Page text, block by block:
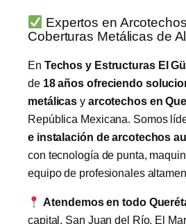
Expertos en
Coberturas Metálicas de
En Techos y Estructuras El
de 18 años ofreciendo
metálicas y arcotechos en
República Mexicana. Somos
e instalación de arcotechos
con tecnología de punta,
equipo de profesionales
Atendemos en todo
capital, San Juan del Río, El